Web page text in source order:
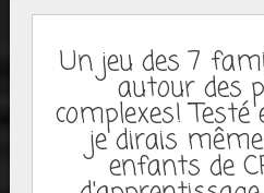
Un jeu des 7
autour des
complexes!
je dirais
enfants de